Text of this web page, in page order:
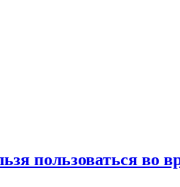
пользоваться во